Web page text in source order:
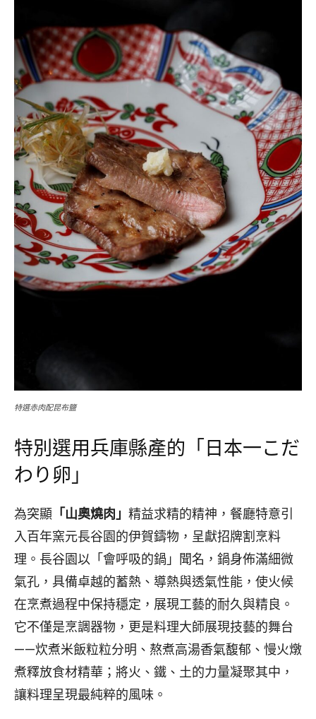
特選赤肉配昆布鹽
特別選用兵庫縣產的「日本一こだ
わり卵」
為突顯 「山奧燒肉」 精益求精的精神，餐廳特意引
入百年窯元長谷園的伊賀鑄物，呈獻招牌割烹料
理。長谷園以「會呼吸的鍋」聞名，鍋身佈滿細微
氣孔，具備卓越的蓄熱、導熱與透氣性能，使火候
在烹煮過程中保持穩定，展現工藝的耐久與精良。
它不僅是烹調器物，更是料理大師展現技藝的舞台
——炊煮米飯粒粒分明、熬煮高湯香氣馥郁、慢火燉
煮釋放食材精華；將火、鐵、土的力量凝聚其中，
讓料理呈現最純粹的風味。